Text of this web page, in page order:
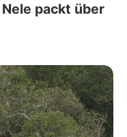
packt über